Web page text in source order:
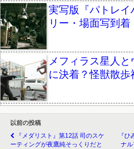
実写版『パトレイ
リー・場面写到着
メフィラス星人
に決着？怪獣散歩
以前の投稿
『メダリスト』第12話 司のスケ
ーティングが夜鷹純そっくりだと
『
ナ